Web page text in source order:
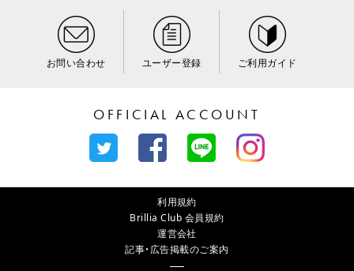
お問い合わせ ユーザー登録 ご利用ガイド
OFFICIAL ACCOUNT
利用規約
Brillia Club 会員規約
運営会社
記事・広告掲載のご案内